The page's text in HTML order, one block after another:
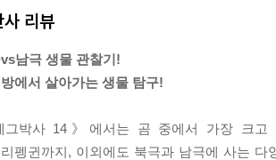
사 리뷰
남극 생물 관찰기!
에서 살아가는 생물 탐구!
그박사 14》에서는 곰 중에서 가장 크고
펭귄까지, 이외에도 북극과 남극에 사는